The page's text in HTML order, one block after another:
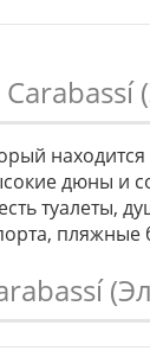
дюны и
туалеты,